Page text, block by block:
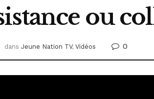
ou
dans Jeune Nation TV, Vidéos 0